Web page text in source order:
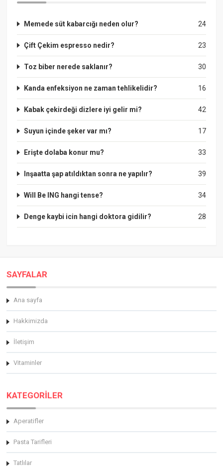
24
Memede süt kabarcığı neden olur?
23
Çift Çekim espresso nedir?
30
Toz biber nerede saklanır?
16
Kanda enfeksiyon ne zaman tehlikelidir?
42
Kabak çekirdeği dizlere iyi gelir mi?
17
Suyun içinde şeker var mı?
33
Erişte dolaba konur mu?
39
Inşaatta şap atıldıktan sonra ne yapılır?
34
Will Be ING hangi tense?
28
Denge kaybi icin hangi doktora gidilir?
SAYFALAR
Ana sayfa
Hakkimizda
İletişim
Vitaminler
KATEGORİLER
Aperatifler
Pasta Tarifleri
Tatlılar